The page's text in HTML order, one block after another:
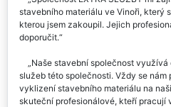
stavebního materiálu ve Vinoři, který
kterou jsem zakoupil. Jejich
doporučit.
Naše stavební společnost
služeb této společnosti. Vždy se
vyklizení stavebního materiálu na
skuteční profesionálové, kteří pracují